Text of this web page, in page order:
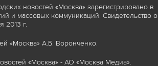
новостей «Москва» зарегистрировано в
и массовых коммуникаций. Свидетельство о
2013 г.
«Москва» А.Б. Воронченко.
«Москва» - АО «Москва Медиа».